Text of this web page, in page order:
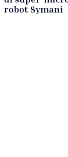
robot Symani